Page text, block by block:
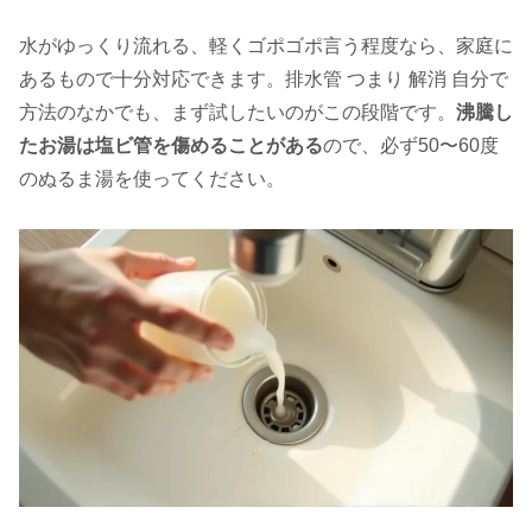
水がゆっくり流れる、軽くゴポゴポ言う程度なら、家庭に
あるもので十分対応できます。排水管 つまり 解消 自分で
方法のなかでも、まず試したいのがこの段階です。 沸騰し
たお湯は塩ビ管を傷めることがあるので、必ず50〜60度
のぬるま湯を使ってください。